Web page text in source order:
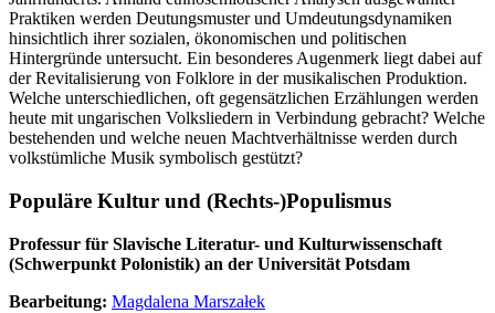
Praktiken werden Deutungsmuster und Umdeutungsdynamiken
hinsichtlich ihrer sozialen, ökonomischen und politischen
Hintergründe untersucht. Ein besonderes Augenmerk liegt dabei auf
der Revitalisierung von Folklore in der musikalischen Produktion.
Welche unterschiedlichen, oft gegensätzlichen Erzählungen werden
heute mit ungarischen Volksliedern in Verbindung gebracht? Welche
bestehenden und welche neuen Machtverhältnisse werden durch
volkstümliche Musik symbolisch gestützt?
Populäre Kultur und (Rechts-)Populismus
Professur für Slavische Literatur- und Kulturwissenschaft
(Schwerpunkt Polonistik) an der Universität Potsdam
Bearbeitung: Magdalena Marszałek